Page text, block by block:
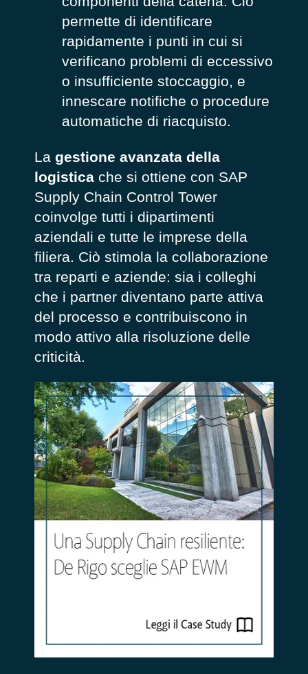
permette di identificare
rapidamente i punti in cui si
verificano problemi di eccessivo
o insufficiente stoccaggio, e
innescare notifiche o procedure
automatiche di riacquisto.
La gestione avanzata della
logistica che si ottiene con SAP
Supply Chain Control Tower
coinvolge tutti i dipartimenti
aziendali e tutte le imprese della
filiera. Ciò stimola la collaborazione
tra reparti e aziende: sia i colleghi
che i partner diventano parte attiva
del processo e contribuiscono in
modo attivo alla risoluzione delle
criticità.